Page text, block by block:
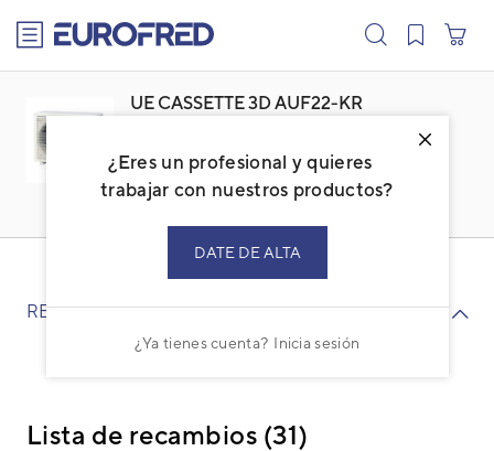
¿Eres un profesional y quieres
trabajar con nuestros productos?
DATE DE ALTA
¿Ya tienes cuenta? Inicia sesión
UE CASSETTE 3D AUF22-KR
Familia: ACFESCBI
FUJI ELECTRIC
Código: 3NFE88087
RECAMBIOS
Lista de recambios (31)